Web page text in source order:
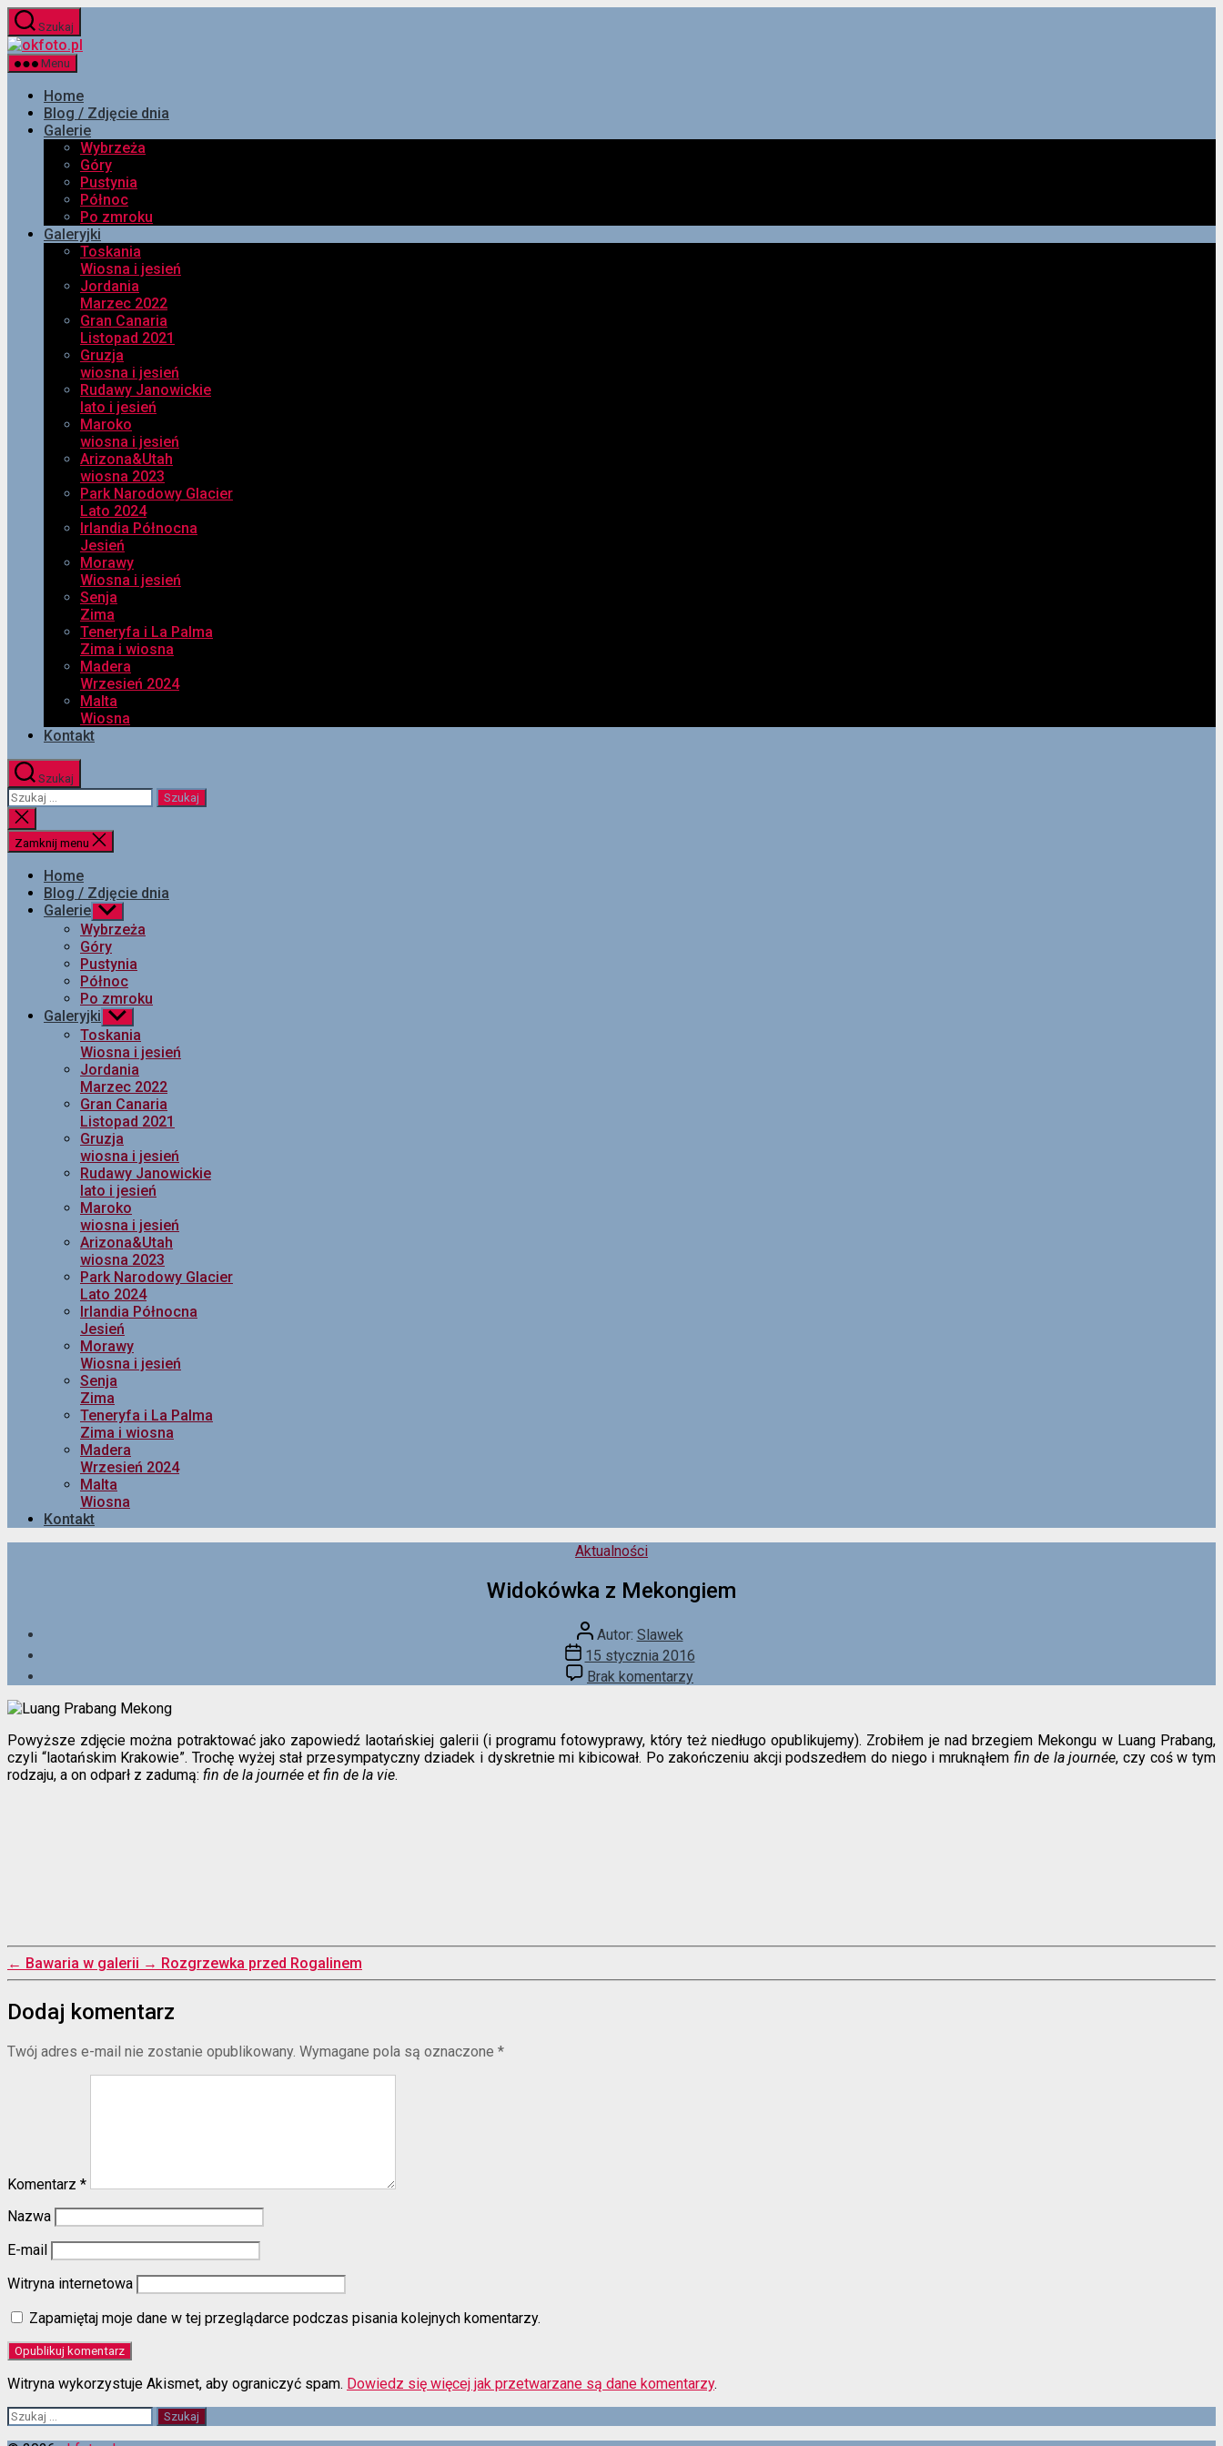
Przejdź
do
treści
Szukaj
Menu
Home
Blog / Zdjęcie dnia
Galerie
Wybrzeża
Góry
Pustynia
Północ
Po zmroku
Galeryjki
Toskania
Wiosna i jesień
Jordania
Marzec 2022
Gran Canaria
Listopad 2021
Gruzja
wiosna i jesień
Rudawy Janowickie
lato i jesień
Maroko
wiosna i jesień
Arizona&Utah
wiosna 2023
Park Narodowy Glacier
Lato 2024
Irlandia Północna
Jesień
Morawy
Wiosna i jesień
Senja
Zima
Teneryfa i La Palma
Zima i wiosna
Madera
Wrzesień 2024
Malta
Wiosna
Kontakt
Szukaj
Szukaj:
Zamknij
wyszukiwanie
Zamknij menu
Home
Blog / Zdjęcie dnia
Galerie Pokaż
podmenu
Wybrzeża
Góry
Pustynia
Północ
Po zmroku
Galeryjki Pokaż
podmenu
Toskania
Wiosna i jesień
Jordania
Marzec 2022
Gran Canaria
Listopad 2021
Gruzja
wiosna i jesień
Rudawy Janowickie
lato i jesień
Maroko
wiosna i jesień
Arizona&Utah
wiosna 2023
Park Narodowy Glacier
Lato 2024
Irlandia Północna
Jesień
Morawy
Wiosna i jesień
Senja
Zima
Teneryfa i La Palma
Zima i wiosna
Madera
Wrzesień 2024
Malta
Wiosna
Kontakt
Kategorie
Aktualności
Widokówka z Mekongiem
Autor
wpisu
Autor: Slawek
Data
wpisu
15 stycznia 2016
Brak komentarzydo
Widokówka
Powyższe zdjęcie można potraktować jako zapowiedź laotańskiej galerii (i programu fotowyprawy, który też niedługo opublikujemy). Zrobiłem je nad brzegiem Mekongu w Luang Prabang,
czyli “laotańskim Krakowie”. Trochę wyżej stał przesympatyczny dziadek i dyskretnie mi kibicował. Po zakończeniu akcji podszedłem do niego i mruknąłem fin de la journée, czy coś w tym
rodzaju, a on odparł z zadumą: fin de la journée et fin de la vie.
← Bawaria w galerii → Rozgrzewka przed Rogalinem
Dodaj komentarz
Twój adres e-mail nie zostanie opublikowany. Wymagane pola są oznaczone *
Komentarz *
Nazwa
E-mail
Witryna internetowa
Zapamiętaj moje dane w tej przeglądarce podczas pisania kolejnych komentarzy.
Witryna wykorzystuje Akismet, aby ograniczyć spam. Dowiedz się więcej jak przetwarzane są dane komentarzy.
Szukaj: